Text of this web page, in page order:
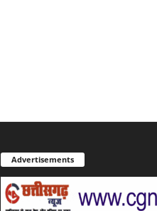
Advertisements